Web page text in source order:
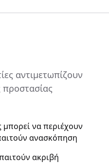
αντιμετωπίζουν
προστασίας
να περιέχουν
ανασκόπηση
ακριβή